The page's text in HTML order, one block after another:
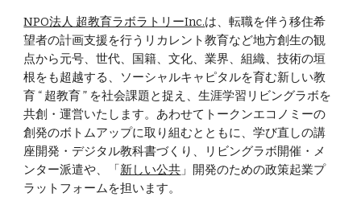
NPO法人 超教育ラボラトリーInc.は、転職を伴う移住希
望者の計画支援を行うリカレント教育など地方創生の観
点から元号、世代、国籍、文化、業界、組織、技術の垣
根をも超越する、ソーシャルキャピタルを育む新しい教
育 “ 超教育 ” を社会課題と捉え、生涯学習リビングラボを
共創・運営いたします。あわせてトークンエコノミーの
創発のボトムアップに取り組むとともに、学び直しの講
座開発・デジタル教科書づくり、リビングラボ開催・メ
ンター派遣や、「新しい公共 」開発のための政策起業プ
ラットフォームを担います。